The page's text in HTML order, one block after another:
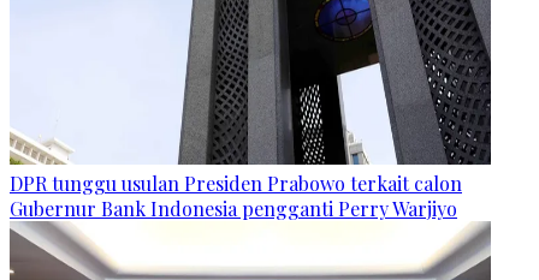
DPR tunggu usulan Presiden Prabowo terkait calon
Gubernur Bank Indonesia pengganti Perry Warjiyo